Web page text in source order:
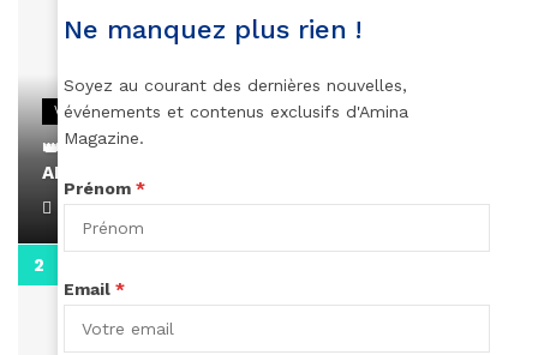
VIDEOS
👑 Remerciements à Ayden pour son message sur
AMINA, le Magazine de la Femme
April 1, 2022
Ne manquez plus rien !
Soyez au courant des dernières nouvelles,
événements et contenus exclusifs d'Amina
Magazine.
Prénom *
Email *